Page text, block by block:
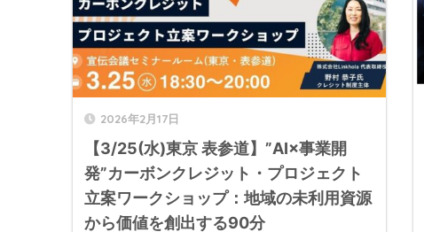
2026年2月17日
【3/25(水)東京 表参道】”AI×事業開
発”カーボンクレジット・プロジェクト
立案ワークショップ：地域の未利用資源
から価値を創出する90分